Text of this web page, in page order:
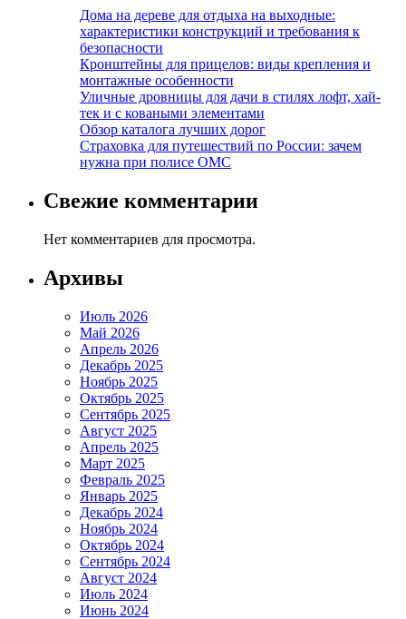
Дома на дереве для отдыха на выходные:
характеристики конструкций и требования к
безопасности
Кронштейны для прицелов: виды крепления и
монтажные особенности
Уличные дровницы для дачи в стилях лофт, хай-
тек и с коваными элементами
Обзор каталога лучших дорог
Страховка для путешествий по России: зачем
нужна при полисе ОМС
Свежие комментарии
Нет комментариев для просмотра.
Архивы
Июль 2026
Май 2026
Апрель 2026
Декабрь 2025
Ноябрь 2025
Октябрь 2025
Сентябрь 2025
Август 2025
Апрель 2025
Март 2025
Февраль 2025
Январь 2025
Декабрь 2024
Ноябрь 2024
Октябрь 2024
Сентябрь 2024
Август 2024
Июль 2024
Июнь 2024